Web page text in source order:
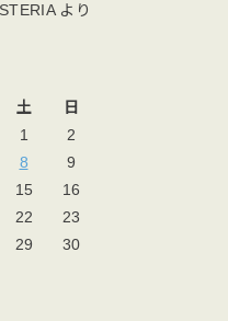
より
土
日
1
2
8
9
15
16
22
23
29
30